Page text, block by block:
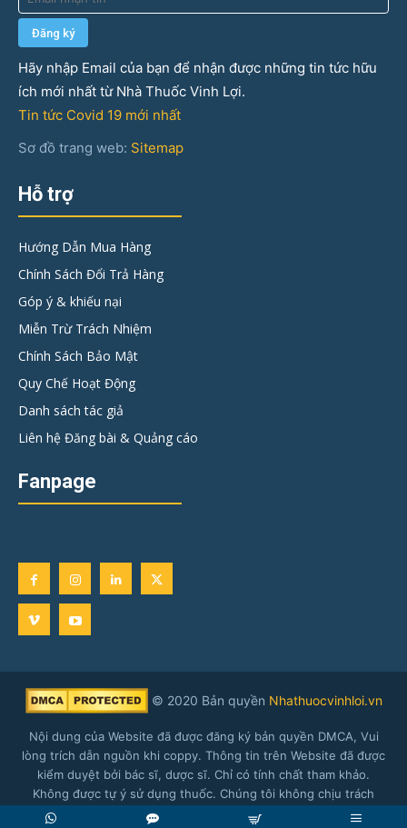
Hãy nhập Email của bạn để nhận được những tin tức hữu
ích mới nhất từ Nhà Thuốc Vinh Lợi.
Tin tức Covid 19 mới nhất
Sơ đồ trang web: Sitemap
Hỗ trợ
Hướng Dẫn Mua Hàng
Chính Sách Đổi Trả Hàng
Góp ý & khiếu nại
Miễn Trừ Trách Nhiệm
Chính Sách Bảo Mật
Quy Chế Hoạt Động
Danh sách tác giả
Liên hệ Đăng bài & Quảng cáo
Fanpage
© 2020 Bản quyền Nhathuocvinhloi.vn
Nội dung của Website đã được đăng ký bản quyền DMCA, Vui
lòng trích dẫn nguồn khi coppy. Thông tin trên Website đã được
kiểm duyệt bởi bác sĩ, dược sĩ. Chỉ có tính chất tham khảo.
Không được tự ý sử dụng thuốc. Chúng tôi không chịu trách
nhiệm về nội dung được đăng tải.